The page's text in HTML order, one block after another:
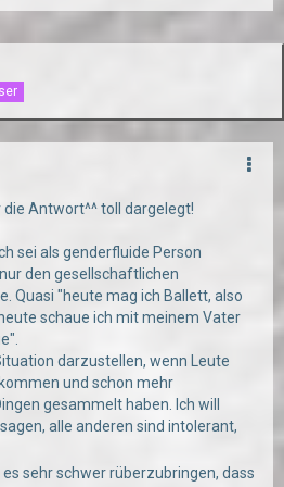
Antwort^^ toll dargelegt!
sei als genderfluide Person
den gesellschaftlichen
Quasi "heute mag ich Ballett, also
schaue ich mit meinem Vater
darzustellen, wenn Leute
und schon mehr
gesammelt haben. Ich will
alle anderen sind intolerant,
sehr schwer rüberzubringen, dass